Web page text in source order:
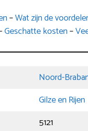
–Wat zijn de
Geschatte kosten–
Noord-
Gilze en Rijen
5121